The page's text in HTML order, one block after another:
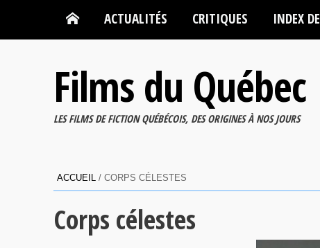
ACTUALITÉS CRITIQUES INDEX
Films du Québec
LES FILMS DE FICTION QUÉBÉCOIS, DES ORIGINES À NOS JOURS
ACCUEIL / CORPS CÉLESTES
Corps célestes